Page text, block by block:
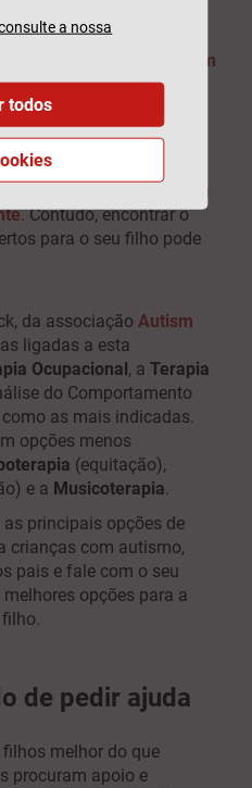
precoce
autistas desenvolvam
”, esta afirmação é
Presidente do
Portuguesa de
pessoas autistas
podem
. Contudo, encontrar o
para o seu filho pode
da associação Autism
ligadas a esta
Ocupacional , a Terapia
do Comportamento
como as mais indicadas.
opções menos
(equitação),
e a Musicoterapia.
principais opções de
crianças com autismo,
pais e fale com o seu
opções para a
de pedir ajuda
melhor do que
procuram apoio e
a nossa
todos